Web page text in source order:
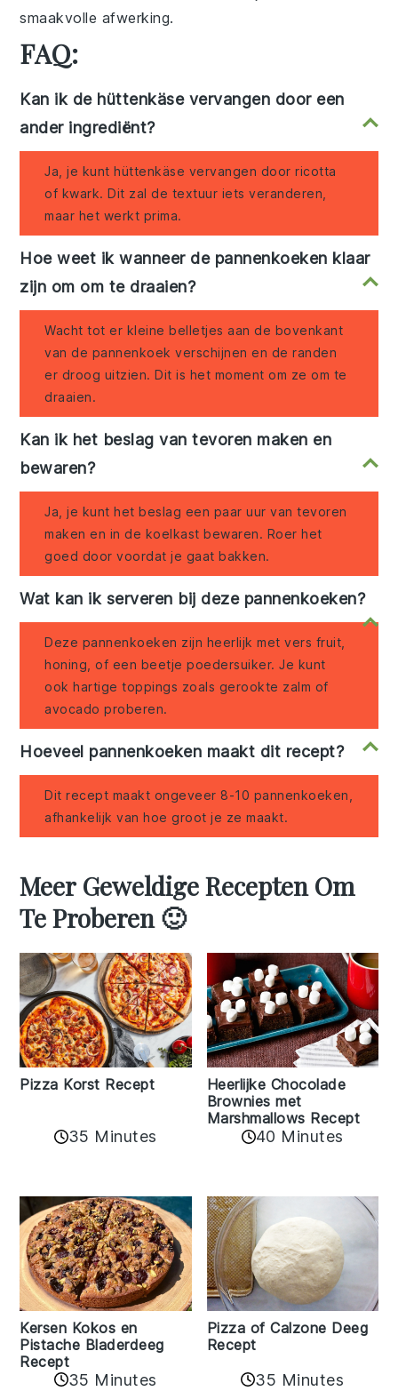
smaakvolle afwerking.
FAQ:
Kan ik de hüttenkäse vervangen door een
ander ingrediënt?
Ja, je kunt hüttenkäse vervangen door ricotta
of kwark. Dit zal de textuur iets veranderen,
maar het werkt prima.
Hoe weet ik wanneer de pannenkoeken klaar
zijn om om te draaien?
Wacht tot er kleine belletjes aan de bovenkant
van de pannenkoek verschijnen en de randen
er droog uitzien. Dit is het moment om ze om te
draaien.
Kan ik het beslag van tevoren maken en
bewaren?
Ja, je kunt het beslag een paar uur van tevoren
maken en in de koelkast bewaren. Roer het
goed door voordat je gaat bakken.
Wat kan ik serveren bij deze pannenkoeken?
Deze pannenkoeken zijn heerlijk met vers fruit,
honing, of een beetje poedersuiker. Je kunt
ook hartige toppings zoals gerookte zalm of
avocado proberen.
Hoeveel pannenkoeken maakt dit recept?
Dit recept maakt ongeveer 8-10 pannenkoeken,
afhankelijk van hoe groot je ze maakt.
Meer Geweldige Recepten Om
Te Proberen 🙂
Pizza Korst Recept
35 Minutes
Heerlijke Chocolade
Brownies met
Marshmallows Recept
40 Minutes
Kersen Kokos en
Pistache Bladerdeeg
Recept
35 Minutes
Pizza of Calzone Deeg
Recept
35 Minutes